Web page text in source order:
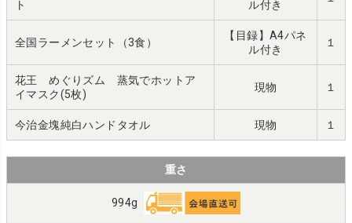
ト
ル付き
全国ラーメンセット（3食）
【目録】A4パネ
ル付き
１
花王 めぐりズム 蒸気でホットア
イマスク(5枚)
現物 １
今治金塊純白ハンドタオル 現物 １
重さ
994g